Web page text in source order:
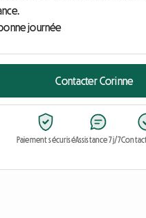
Contacter Corinne
Paiement sécuriséAssistance 7j/7